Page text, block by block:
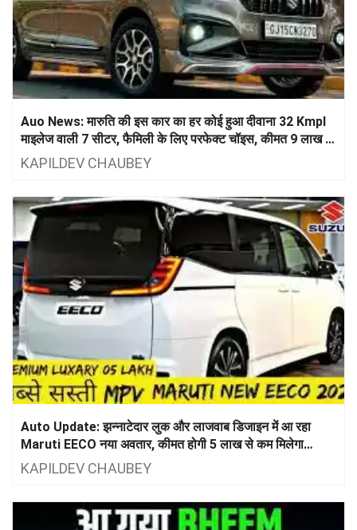
Auo News: मारुति की इस कार का हर कोई हुआ दीवाना 32 Kmpl
माइलेज वाली 7 सीटर, फैमिली के लिए परफेक्ट चॉइस, कीमत 9 लाख से
कम, 400 रुपये मेंटेनेंस
KAPILDEV CHAUBEY
Auto Update: झन्नाटेदार लुक और लाजवाब डिजाइन में आ रहा
Maruti EECO नया अवतार, कीमत होगी 5 लाख से कम मिलेगा
26kmपल का जबर्दस्त माइलेज
KAPILDEV CHAUBEY